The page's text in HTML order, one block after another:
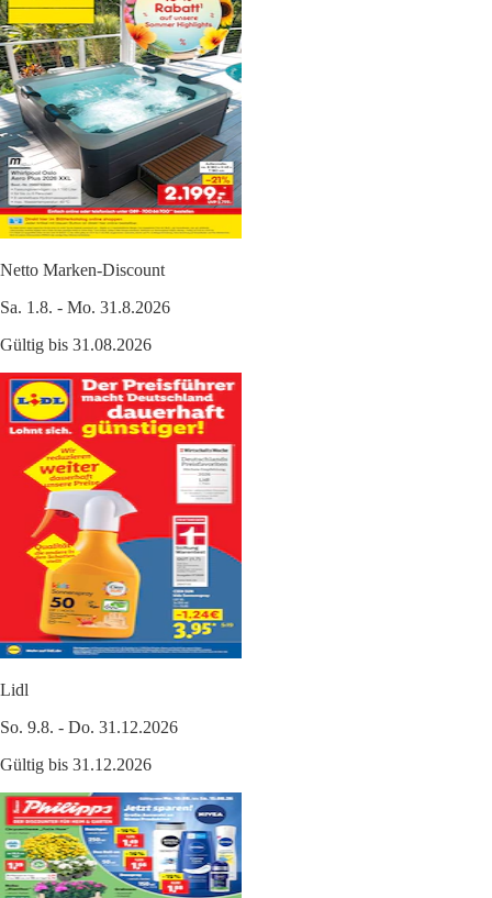
Netto Marken-Discount
Sa. 1.8. - Mo. 31.8.2026
Gültig bis 31.08.2026
Lidl
So. 9.8. - Do. 31.12.2026
Gültig bis 31.12.2026